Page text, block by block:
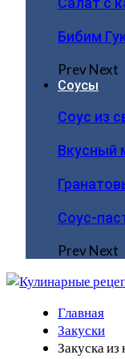
Бибим
PrevNext
Соусы
Соус из
Вкусный
Соус-
PrevNext
Главная
Закуски
Закуска